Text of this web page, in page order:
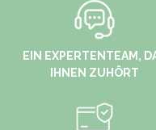
EIN EXPERTENTEAM,
IHNEN ZUHÖRT